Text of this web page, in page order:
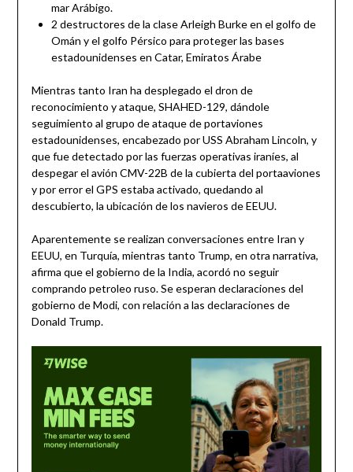
mar Arábigo.
2 destructores de la clase Arleigh Burke en el golfo de
Omán y el golfo Pérsico para proteger las bases
estadounidenses en Catar, Emiratos Árabe
Mientras tanto Iran ha desplegado el dron de
reconocimiento y ataque, SHAHED-129, dándole
seguimiento al grupo de ataque de portaviones
estadounidenses, encabezado por USS Abraham Lincoln, y
que fue detectado por las fuerzas operativas iraníes, al
despegar el avión CMV-22B de la cubierta del portaaviones
y por error el GPS estaba activado, quedando al
descubierto, la ubicación de los navieros de EEUU.
Aparentemente se realizan conversaciones entre Iran y
EEUU, en Turquía, mientras tanto Trump, en otra narrativa,
afirma que el gobierno de la India, acordó no seguir
comprando petroleo ruso. Se esperan declaraciones del
gobierno de Modi, con relación a las declaraciones de
Donald Trump.